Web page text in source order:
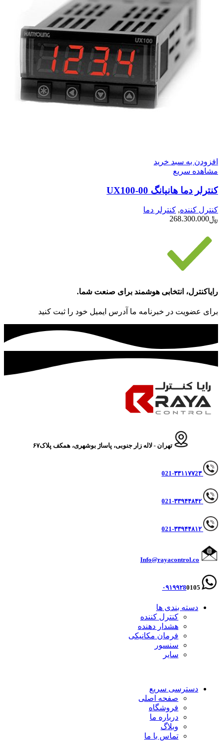
افزودن به سبد خرید
مشاهده سریع
کنترلر دما هانیانگ UX100-00
کنترل کننده, کنترلر دما
﷼268.300.000
رایاکنترل، انتخابی هوشمند برای صنعت شما.
برای عضویت در خبرنامه ما آدرس ایمیل خود را ثبت کنید
تهران - لاله زار جنوبی، پاساژ بوشهری، همکف پلاک۶۷
021-۳۳۱۱۷۷2۳
۳۳۹۴۴۸۴۲
۳۳۹۴۴۸۱۲
Info@rayacontrol.co
۰۹۱۹۹۲80105
دسته بندی ها
کنترل کننده
هشدار دهنده
فرمان مکانیکی
سنسور
سایر
دسترسی سریع
صفحه اصلی
فروشگاه
درباره ما
وبلاگ
تماس با ما